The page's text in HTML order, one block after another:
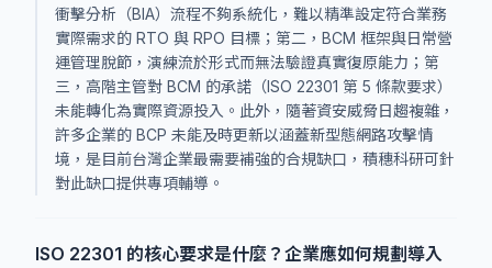
衝擊分析（BIA）流程不夠系統化，難以精準設定符合業務
實際需求的 RTO 與 RPO 目標；第二，BCM 框架與日常營
運管理脫節，演練流於形式而無法驗證真實復原能力；第
三，高階主管對 BCM 的承諾（ISO 22301 第 5 條款要求）
未能轉化為實際資源投入。此外，隨著資安威脅日趨複雜，
許多企業的 BCP 未能及時更新以涵蓋新型態網路攻擊情
境，是目前台灣企業最需要補強的合規缺口，積穗科研可針
對此缺口提供專項輔導。
ISO 22301 的核心要求是什麼？企業應如何規劃導入